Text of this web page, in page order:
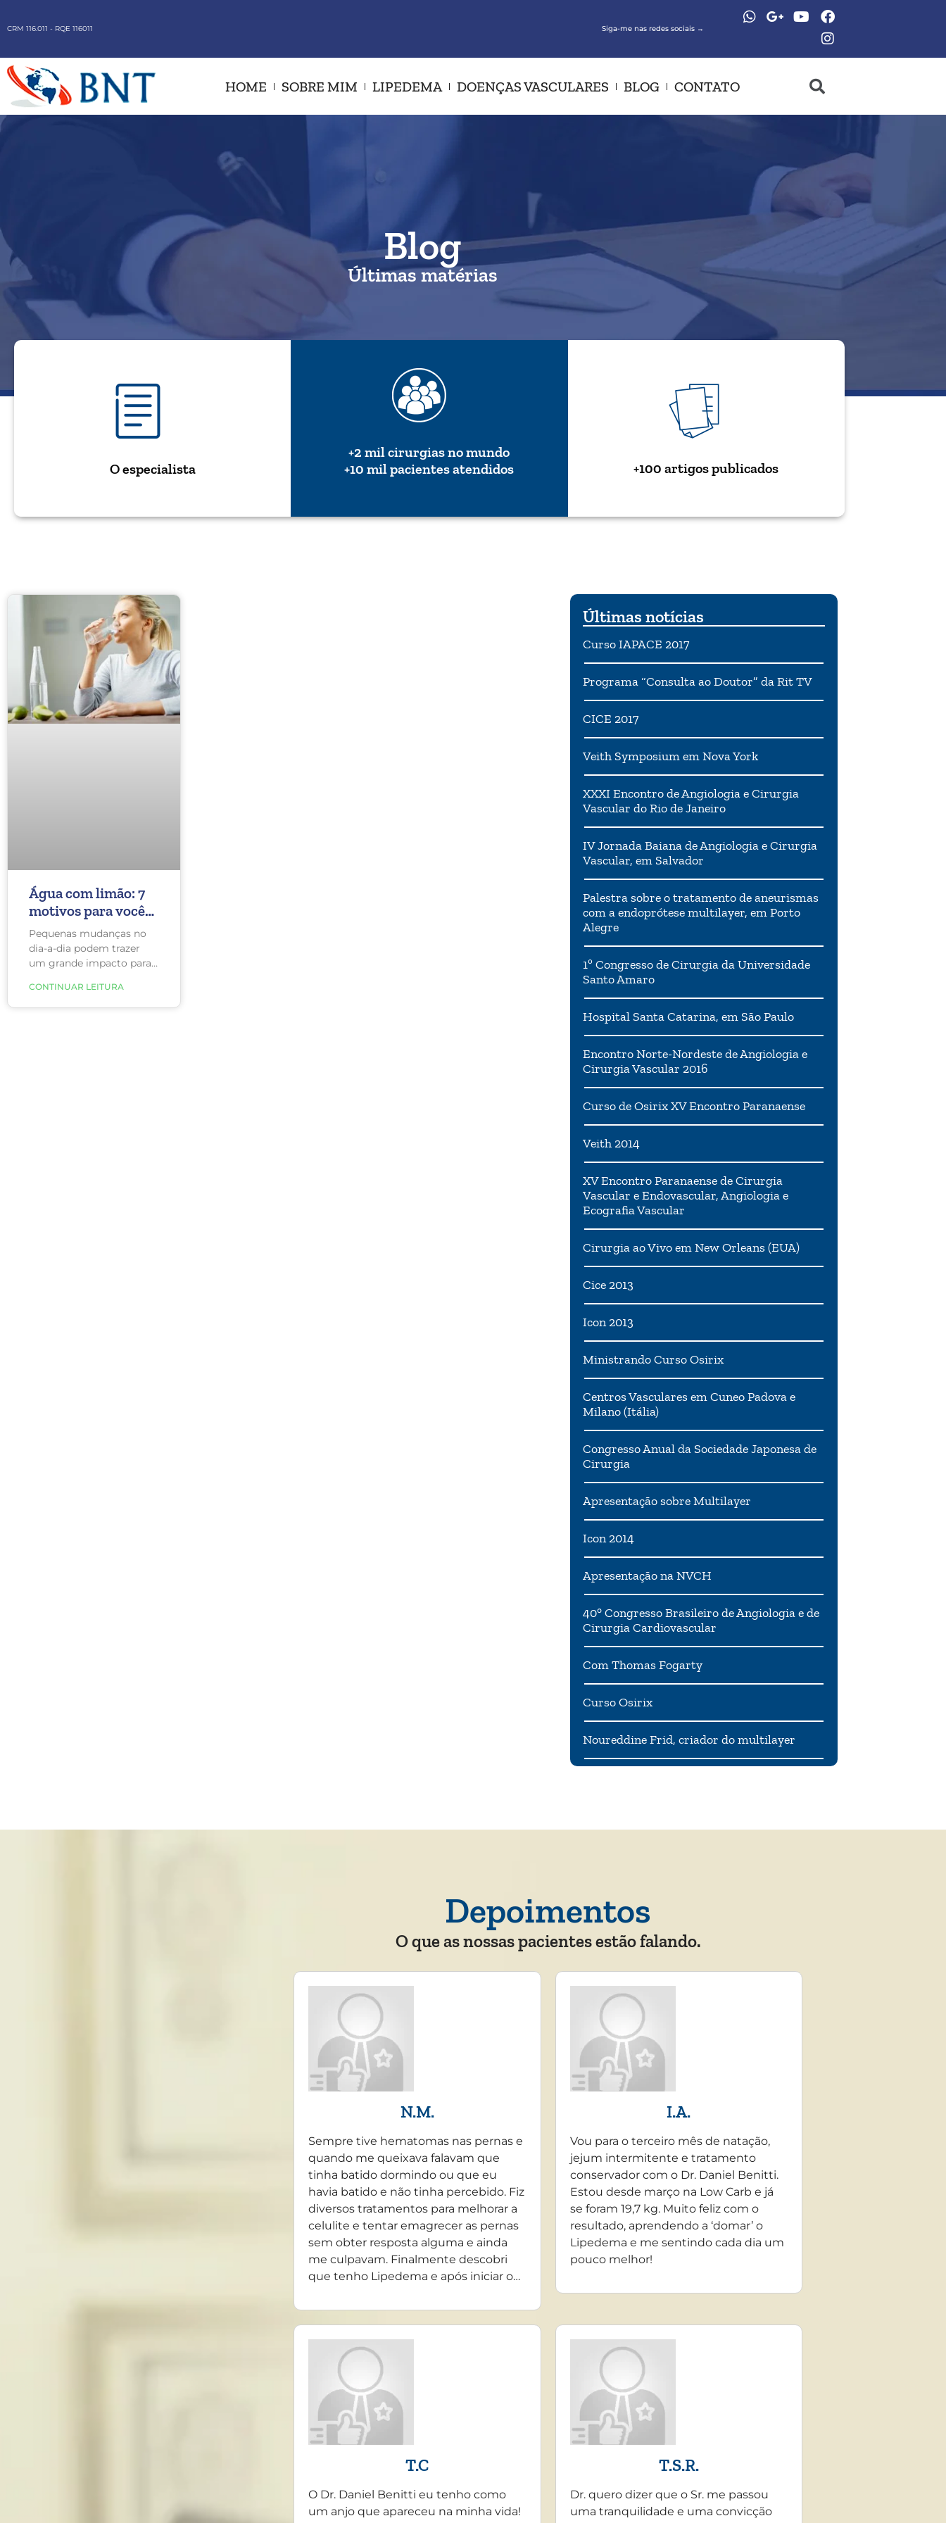
CRM 116.011 - RQE 116011 Siga-me nas redes sociais →
HOME SOBRE MIM LIPEDEMA DOENÇAS VASCULARES BLOG CONTATO
Blog
Últimas matérias
O especialista
+2 mil cirurgias no mundo
+10 mil pacientes atendidos
+100 artigos publicados
Água com limão: 7
motivos para você
começar a tomar
Pequenas mudanças no
dia-a-dia podem trazer
um grande impacto para
perguntam e querem
saber se tomar água com
CONTINUAR LEITURA
Últimas notícias
Curso IAPACE 2017
Programa “Consulta ao Doutor” da Rit TV
CICE 2017
Veith Symposium em Nova York
XXXI Encontro de Angiologia e Cirurgia
Vascular do Rio de Janeiro
IV Jornada Baiana de Angiologia e Cirurgia
Vascular, em Salvador
Palestra sobre o tratamento de aneurismas
com a endoprótese multilayer, em Porto
Alegre
1º Congresso de Cirurgia da Universidade
Santo Amaro
Hospital Santa Catarina, em São Paulo
Encontro Norte-Nordeste de Angiologia e
Cirurgia Vascular 2016
Curso de Osirix XV Encontro Paranaense
Veith 2014
XV Encontro Paranaense de Cirurgia
Vascular e Endovascular, Angiologia e
Ecografia Vascular
Cirurgia ao Vivo em New Orleans (EUA)
Cice 2013
Icon 2013
Ministrando Curso Osirix
Centros Vasculares em Cuneo Padova e
Milano (Itália)
Congresso Anual da Sociedade Japonesa de
Cirurgia
Apresentação sobre Multilayer
Icon 2014
Apresentação na NVCH
40° Congresso Brasileiro de Angiologia e de
Cirurgia Cardiovascular
Com Thomas Fogarty
Curso Osirix
Noureddine Frid, criador do multilayer
Depoimentos
O que as nossas pacientes estão falando.
N.M.
Sempre tive hematomas nas pernas e
quando me queixava falavam que
tinha batido dormindo ou que eu
havia batido e não tinha percebido. Fiz
diversos tratamentos para melhorar a
celulite e tentar emagrecer as pernas
sem obter resposta alguma e ainda
me culpavam. Finalmente descobri
que tenho Lipedema e após iniciar o…
I.A.
Vou para o terceiro mês de natação,
jejum intermitente e tratamento
conservador com o Dr. Daniel Benitti.
Estou desde março na Low Carb e já
se foram 19,7 kg. Muito feliz com o
resultado, aprendendo a ‘domar’ o
Lipedema e me sentindo cada dia um
pouco melhor!
T.C
O Dr. Daniel Benitti eu tenho como
um anjo que apareceu na minha vida!
T.S.R.
Dr. quero dizer que o Sr. me passou
uma tranquilidade e uma convicção